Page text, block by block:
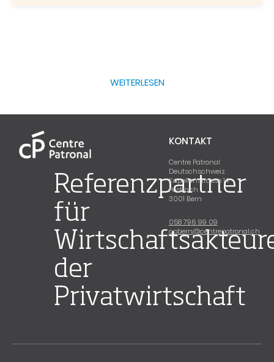
WEITERLESEN
Referenzpartner
für
der
Privatwirtschaft
KONTAKT
Centre Patronal
Deutschschweiz
Kapellenstrasse 14
Postfach
3001 Bern
058 796 99 09
cpbern@centrepatronal.ch